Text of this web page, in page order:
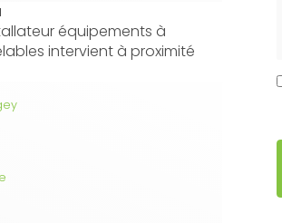
équipements à
intervient à proximité